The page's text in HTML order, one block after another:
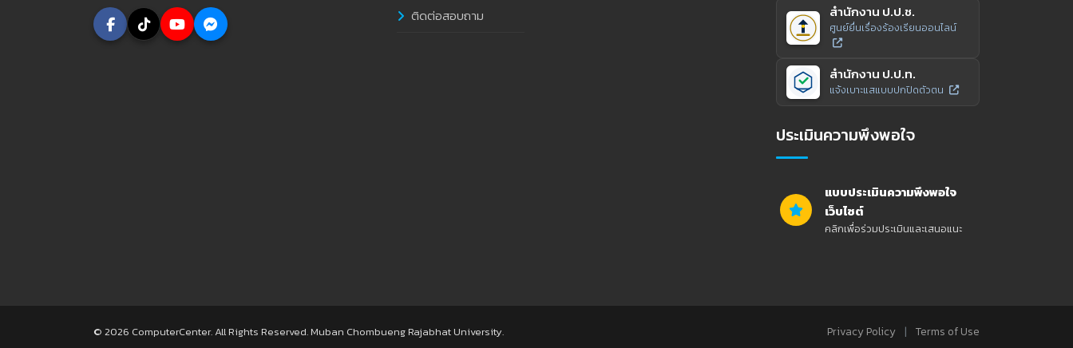
ติดต่อสอบถาม
สำนักงาน ป.ป.ช.
ศูนย์ยื่นเรื่องร้องเรียนออนไลน์
สำนักงาน ป.ป.ท.
แจ้งเบาะแสแบบปกปิดตัวตน
ประเมินความพึงพอใจ
แบบประเมินความพึงพอใจ
เว็บไซต์
คลิกเพื่อร่วมประเมินและเสนอแนะ
© 2026 ComputerCenter. All Rights Reserved. Muban Chombueng Rajabhat University. Privacy Policy | Terms of Use